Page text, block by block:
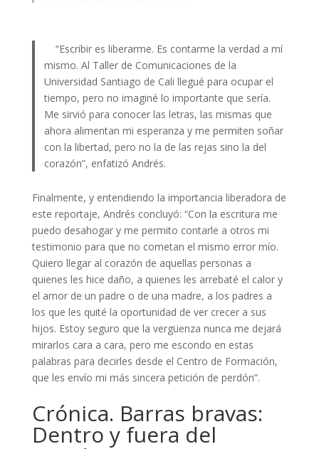
“Escribir es liberarme. Es contarme la verdad a mí
mismo. Al Taller de Comunicaciones de la
Universidad Santiago de Cali llegué para ocupar el
tiempo, pero no imaginé lo importante que sería.
Me sirvió para conocer las letras, las mismas que
ahora alimentan mi esperanza y me permiten soñar
con la libertad, pero no la de las rejas sino la del
corazón”, enfatizó Andrés.
Finalmente, y entendiendo la importancia liberadora de
este reportaje, Andrés concluyó: “Con la escritura me
puedo desahogar y me permito contarle a otros mi
testimonio para que no cometan el mismo error mío.
Quiero llegar al corazón de aquellas personas a
quienes les hice daño, a quienes les arrebaté el calor y
el amor de un padre o de una madre, a los padres a
los que les quité la oportunidad de ver crecer a sus
hijos. Estoy seguro que la vergüenza nunca me dejará
mirarlos cara a cara, pero me escondo en estas
palabras para decirles desde el Centro de Formación,
que les envío mi más sincera petición de perdón”.
Crónica. Barras bravas:
Dentro y fuera del